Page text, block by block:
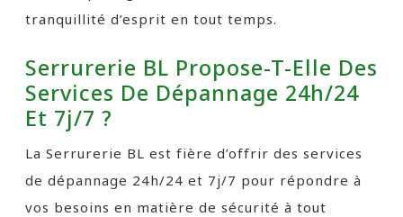
tranquillité d’esprit en tout temps.
Serrurerie BL Propose-T-Elle Des
Services De Dépannage 24h/24
Et 7j/7 ?
La Serrurerie BL est fière d’offrir des services
de dépannage 24h/24 et 7j/7 pour répondre à
vos besoins en matière de sécurité à tout